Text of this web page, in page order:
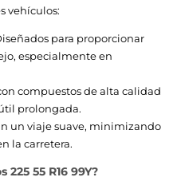
vehículos:
para proporcionar
especialmente en
compuestos de alta calidad
prolongada.
un viaje suave, minimizando
la carretera.
55 R16 99Y?